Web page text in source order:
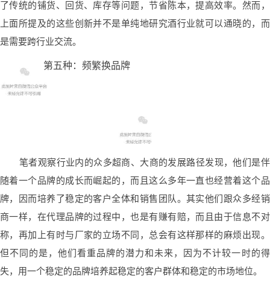
了传统的铺货、回货、库存等问题，节省陈本，提高效率。然而，
上面所提及的这些创新并不是单纯地研究酒行业就可以通晓的，而
是需要跨行业交流。
第五种：频繁换品牌
笔者观察行业内的众多超商、大商的发展路径发现，他们是伴
随着一个品牌的成长而崛起的，而且这么多年一直也经营着这个品
牌，因而培养了稳定的客户全体和销售团队。其实他们跟众多经销
商一样，在代理品牌的过程中，也是有赚有赔，而且由于信息不对
称，再加上有时与厂家的立场不同，总会有这样那样的麻烦出现。
但不同的是，他们看重品牌的潜力和未来，因为不计较一时的得
失，用一个稳定的品牌培养起稳定的客户群体和稳定的市场地位。